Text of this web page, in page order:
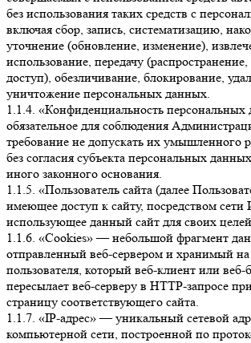
без использования таких средств с
включая сбор, запись, систематизацию,
уточнение (обновление, изменение),
использование, передачу
доступ), обезличивание, блокирование,
уничтожение персональных данных.
1.1.4. «Конфиденциальность
обязательное для соблюдения
требование не допускать их умышленного
без согласия субъекта персональных
иного законного основания.
1.1.5. «Пользователь сайта (далее
имеющее доступ к сайту, посредством сети
использующее данный сайт для своих
1.1.6. «Cookies» — небольшой фрагмент
отправленный веб-сервером и хранимый
пользователя, который веб-клиент или веб-
пересылает веб-серверу в HTTP-запросе
страницу соответствующего сайта.
1.1.7. «IP-адрес» — уникальный сетевой
компьютерной сети, построенной по